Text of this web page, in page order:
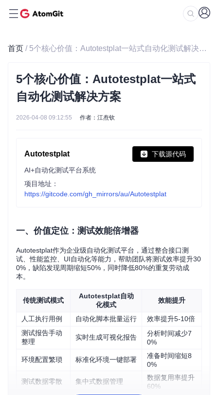
首页 / 5个核心价值：Autotestplat一站式自动化测试解决方案
5个核心价值：Autotestplat一站式
自动化测试解决方案
2026-04-08 09:12:55 作者：江焘钦
Autotestplat 下载源代码
AI+自动化测试平台系统
项目地址：
https://gitcode.com/gh_mirrors/au/Autotestplat
一、价值定位：测试效能倍增器
Autotestplat作为企业级自动化测试平台，通过整合接口测
试、性能监控、UI自动化等能力，帮助团队将测试效率提升30
0%，缺陷发现周期缩短50%，同时降低80%的重复劳动成
本。
传统测试模式
Autotestplat自动
化模式
效能提升
人工执行用例 自动化脚本批量运行
效率提升5-10倍
测试报告手动
整理
实时生成可视化报告
分析时间减少7
0%
环境配置繁琐 标准化环境一键部署
准备时间缩短8
0%
测试数据零散 集中式数据管理
数据复用率提升
60%